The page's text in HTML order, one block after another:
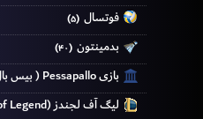
فوتسال (۵)
بدمینتون (۴۰)
بازی Pessapallo ( بیس بال فندلاندی )
لیگ آف لجندز (League of Legend)